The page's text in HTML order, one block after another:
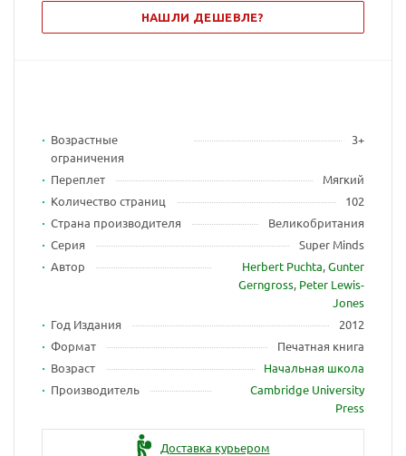
НАШЛИ ДЕШЕВЛЕ?
Возрастные
ограничения
3+
Переплет
Мягкий
Количество страниц
102
Страна производителя
Великобритания
Серия
Super Minds
Автор
Herbert Puchta,Gunter
Gerngross, Peter Lewis-
Jones
Год Издания
2012
Формат
Печатная книга
Возраст
Начальная школа
Производитель
Cambridge University
Press
Доставка курьером